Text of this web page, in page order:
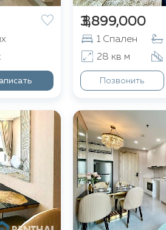
฿ 3,899,000
1 Спален
28 кв м
Позвонить